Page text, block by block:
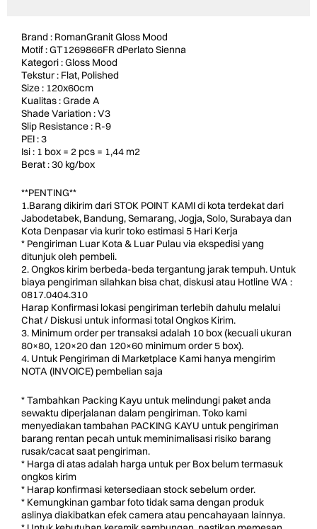
Brand : RomanGranit Gloss Mood
Motif : GT1269866FR dPerlato Sienna
Kategori : Gloss Mood
Tekstur : Flat, Polished
Size : 120x60cm
Kualitas : Grade A
Shade Variation : V3
Slip Resistance : R-9
PEI : 3
Isi : 1 box = 2 pcs = 1,44 m2
Berat : 30 kg/box
**PENTING**
1.Barang dikirim dari STOK POINT KAMI di kota terdekat dari
Jabodetabek, Bandung, Semarang, Jogja, Solo, Surabaya dan
Kota Denpasar via kurir toko estimasi 5 Hari Kerja
* Pengiriman Luar Kota & Luar Pulau via ekspedisi yang
ditunjuk oleh pembeli.
2. Ongkos kirim berbeda-beda tergantung jarak tempuh. Untuk
biaya pengiriman silahkan bisa chat, diskusi atau Hotline WA :
0817.0404.310
Harap Konfirmasi lokasi pengiriman terlebih dahulu melalui
Chat / Diskusi untuk informasi total Ongkos Kirim.
3. Minimum order per transaksi adalah 10 box (kecuali ukuran
80×80, 120×20 dan 120×60 minimum order 5 box).
4. Untuk Pengiriman di Marketplace Kami hanya mengirim
NOTA (INVOICE) pembelian saja
* Tambahkan Packing Kayu untuk melindungi paket anda
sewaktu diperjalanan dalam pengiriman. Toko kami
menyediakan tambahan PACKING KAYU untuk pengiriman
barang rentan pecah untuk meminimalisasi risiko barang
rusak/cacat saat pengiriman.
* Harga di atas adalah harga untuk per Box belum termasuk
ongkos kirim
* Harap konfirmasi ketersediaan stock sebelum order.
* Kemungkinan gambar foto tidak sama dengan produk
aslinya diakibatkan efek camera atau pencahayaan lainnya.